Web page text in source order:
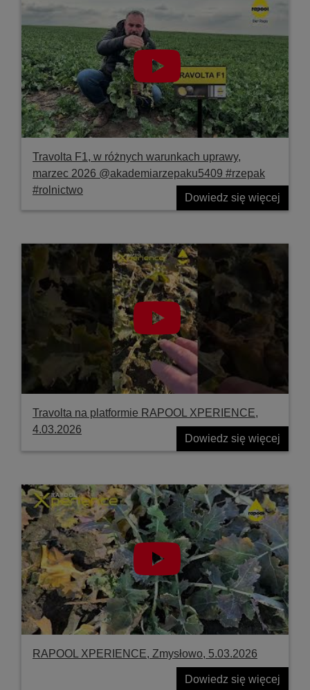
Travolta F1, w różnych warunkach uprawy,
marzec 2026 @akademiarzepaku5409 #rzepak
#rolnictwo
Dowiedz się więcej
Travolta na platformie RAPOOL XPERIENCE,
4.03.2026
Dowiedz się więcej
RAPOOL XPERIENCE, Zmysłowo, 5.03.2026
Dowiedz się więcej